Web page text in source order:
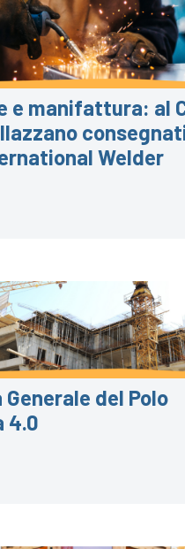
e manifattura: al
Welder
del Polo
4.0